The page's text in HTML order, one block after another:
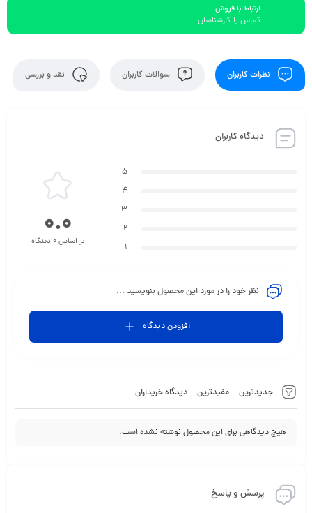
ارتباط با فروش
تماس با کارشناسان
نظرات کاربران سوالات کاربران نقد و بررسی
دیدگاه کاربران
جدیدترین مفیدترین دیدگاه خریداران
هیچ دیدگاهی برای این محصول نوشته نشده است.
5
4
3
2
1
0.0
بر اساس 0 دیدگاه
نظر خود را در مورد این محصول بنویسید ...
افزودن دیدگاه
پرسش و پاسخ